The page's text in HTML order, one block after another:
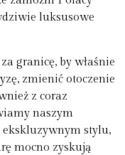
luksusowe
granicę, by właśnie
zmienić otoczenie
z coraz
naszym
stylu,
mocno zyskują